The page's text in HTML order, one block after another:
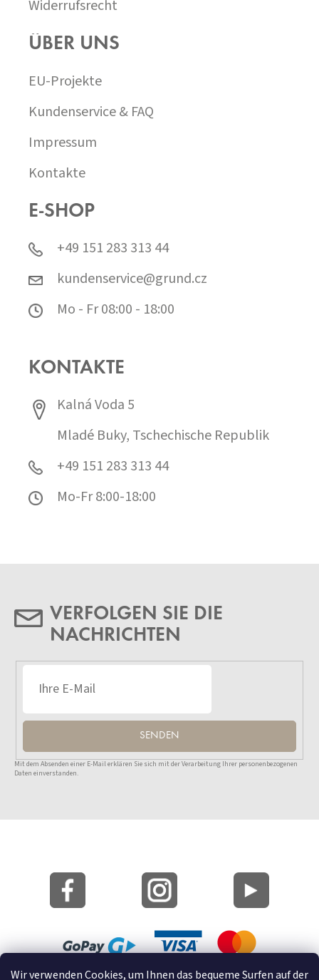
Wir verwenden Cookies, um Ihnen das bequeme Surfen auf der
Widerrufsrecht
ÜBER UNS
EU-Projekte
Kundenservice & FAQ
Impressum
Kontakte
E-SHOP
+49 151 283 313 44
kundenservice@grund.cz
Mo - Fr 08:00 - 18:00
KONTAKTE
Kalná Voda 5
Mladé Buky, Tschechische Republik
+49 151 283 313 44
Mo-Fr 8:00-18:00
VERFOLGEN SIE DIE
NACHRICHTEN
SENDEN
Mit dem Absenden einer E-Mail erklären Sie sich mit der Verarbeitung Ihrer personenbezogenen
Daten einverstanden.